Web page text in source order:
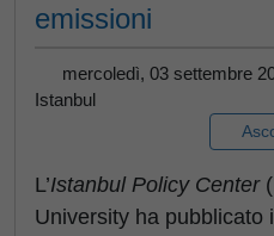
emissioni
mercoledì, 03 settembre
Istanbul
L’Istanbul Policy Center
University ha pubblicato